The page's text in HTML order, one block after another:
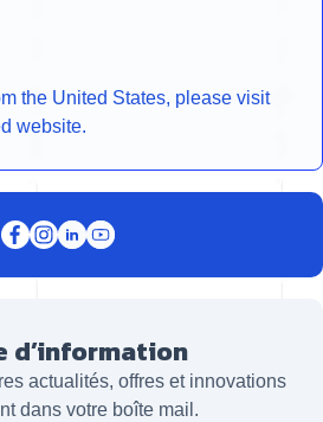
the United States, please visit
website.
d’information
actualités, offres et innovations
dans votre boîte mail.